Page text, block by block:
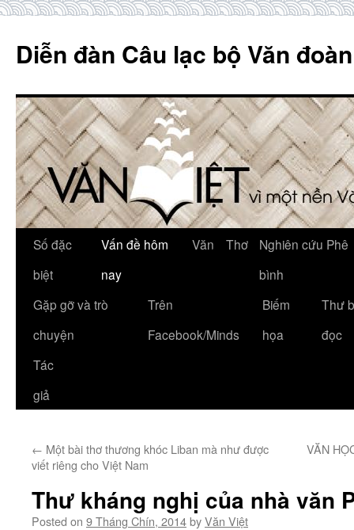
content
Diễn đàn Câu lạc bộ Văn
Số đặc
biệt
Vấn đề hôm
nay
Văn Thơ
Nghiên cứu Phê
bình
Gặp gỡ và trò
chuyện
Trên
Facebook/Minds
Biếm
họa
Thư
đọc
Tác
giả
← Một bài thơ thương khóc Liban mà như được
viết riêng cho Việt Nam
VĂN
Thư kháng nghị của nhà văn
Posted on 9 Tháng Chín, 2014byVăn Việt